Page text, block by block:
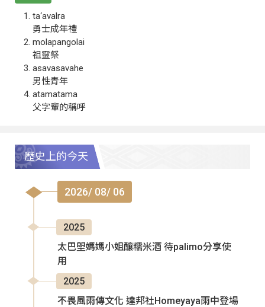
ta‘avalra
勇士成年禮
molapangolai
祖靈祭
asavasavahe
男性青年
atamatama
父字輩的稱呼
歷史上的今天
2026/ 08/ 06
2025
太巴塱媽媽小姐釀糯米酒 待palimo分享使
用
2025
不畏風雨傳文化 達邦社Homeyaya雨中登場